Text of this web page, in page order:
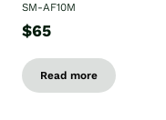
SM-AF10M
$65
Read more